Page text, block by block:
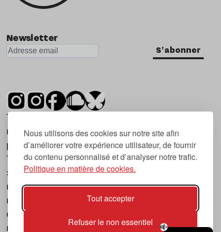
Nous utilisons des cookies sur notre site afin
d’améliorer votre expérience utilisateur, de fournir
du contenu personnalisé et d’analyser notre trafic.
Politique en matière de cookies.
Tout accepter
Refuser le non essentiel
Newsletter
S'abonner
Tsugi est un mensuel indépendant sur la
musique et les nouvelles tendances, dont la
première parution date de 2007.
Tsugi en japonais signifie « prochain », « suivant
», ce qui correspond à la thématique du
magazine, à l’affût des nouvelles tendances
musicales, qu’elles viennent de la musique
électronique, du rock ou du hip hop, et des
nouveaux phénomènes de société liés à la